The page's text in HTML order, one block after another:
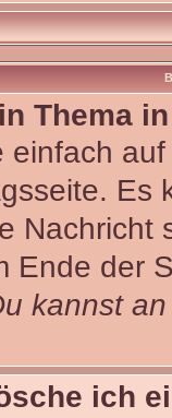
Thema
einfach
Es
Ende der
kannst
ich